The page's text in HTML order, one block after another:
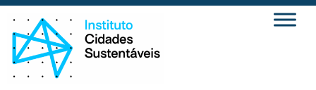
Ir
para
conteúdo